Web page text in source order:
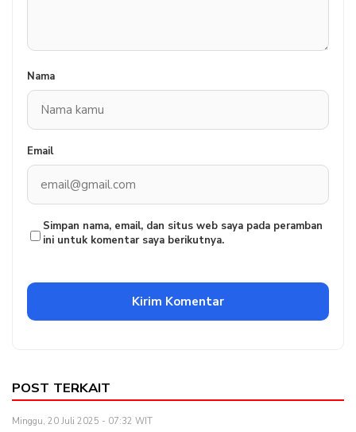
Nama
Email
Simpan nama, email, dan situs web saya pada peramban
ini untuk komentar saya berikutnya.
POST TERKAIT
Minggu, 20 Juli 2025 - 07:32 WIT